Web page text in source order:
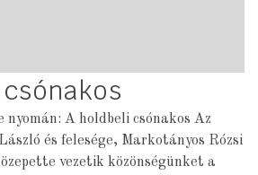
nyomán: A holdbeli csónakos Az
és felesége, Markotányos Rózsi
vezetik közönségünket a